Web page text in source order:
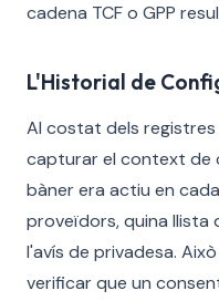
cadena TCF o GPP
L'Historial de
Al costat dels registres
capturar el context de
bàner era actiu en
proveïdors, quina llista
l'avís de privadesa.
verificar que un